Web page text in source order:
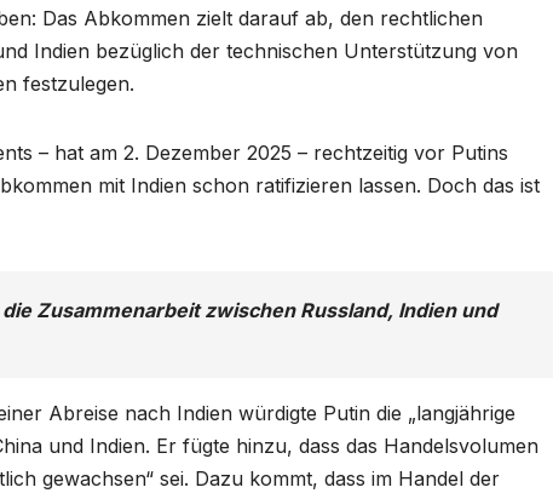
Das Abkommen zielt darauf ab, den rechtlichen
Indien bezüglich der technischen Unterstützung von
festzulegen.
– hat am 2. Dezember 2025 – rechtzeitig vor Putins
mit Indien schon ratifizieren lassen. Doch das ist
Zusammenarbeit zwischen Russland, Indien und
Abreise nach Indien würdigte Putin die „langjährige
und Indien. Er fügte hinzu, dass das Handelsvolumen
gewachsen“ sei. Dazu kommt, dass im Handel der